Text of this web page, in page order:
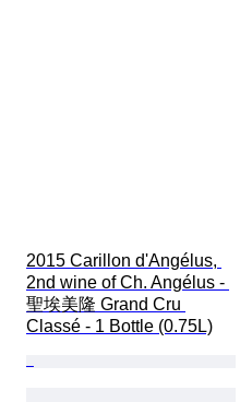
2015 Carillon d'Angélus,
2nd wine of Ch. Angélus -
聖埃美隆 Grand Cru
Classé - 1 Bottle (0.75L)